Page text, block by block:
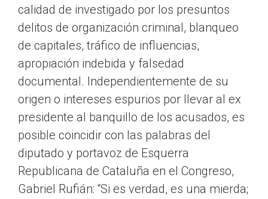
calidad de investigado por los presuntos
delitos de organización criminal, blanqueo
de capitales, tráfico de influencias,
apropiación indebida y falsedad
documental. Independientemente de su
origen o intereses espurios por llevar al ex
presidente al banquillo de los acusados, es
posible coincidir con las palabras del
diputado y portavoz de Esquerra
Republicana de Cataluña en el Congreso,
Gabriel Rufián: “Si es verdad, es una mierda;